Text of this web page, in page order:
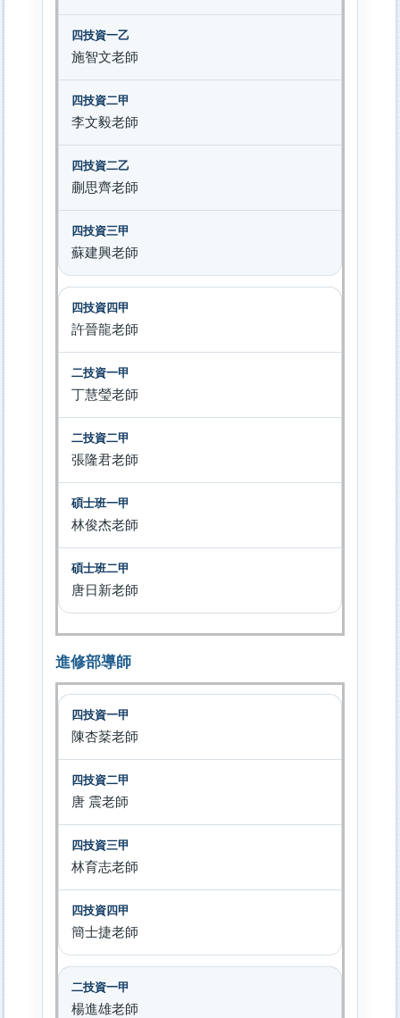
施智文老師
李文毅老師
蒯思齊老師
蘇建興老師
許晉龍老師
丁慧瑩老師
張隆君老師
林俊杰老師
唐日新老師
進修部導師
陳杏棻老師
唐 震老師
林育志老師
簡士捷老師
楊進雄老師